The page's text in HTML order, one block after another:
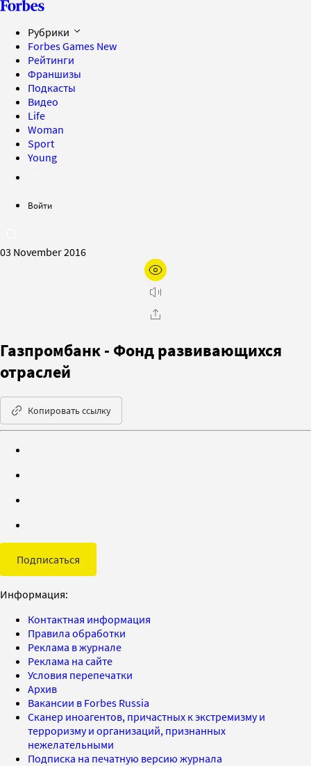
Рубрики
Forbes Games New
Рейтинги
Франшизы
Подкасты
Видео
Life
Woman
Sport
Young
Войти
03 November 2016
Газпромбанк - Фонд развивающихся
отраслей
Копировать ссылку
Подписаться
Информация:
Контактная информация
Правила обработки
Реклама в журнале
Реклама на сайте
Условия перепечатки
Архив
Вакансии в Forbes Russia
Сканер иноагентов, причастных к экстремизму и
терроризму и организаций, признанных
нежелательными
Подписка на печатную версию журнала